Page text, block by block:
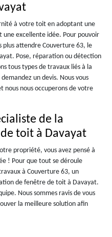
à votre toit en adoptant une
excellente idée. Pour pouvoir
attendre Couverture 63, le
Pose, réparation ou détection
tous types de travaux liés à la
un devis. Nous vous
nous nous occuperons de votre
de la
toit à Davayat
propriété, vous avez pensé à
! Pour que tout se déroule
à Couverture 63, un
de fenêtre de toit à Davayat.
Nous sommes ravis de vous
la meilleure solution afin